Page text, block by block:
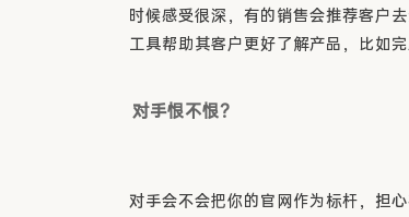
时候感受很深，有的销售会推荐客户
工具帮助其客户更好了解产品，比如
对手恨不恨？
对手会不会把你的官网作为标杆，担